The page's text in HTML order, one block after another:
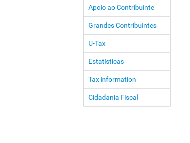
Apoio ao Contribuinte
Grandes Contribuintes
U-Tax
Estatísticas
Tax information
Cidadania Fiscal